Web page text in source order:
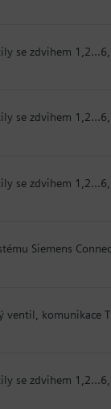
se zdvihem
se zdvihem
se zdvihem
Siemens
ventil, komunikace
se zdvihem